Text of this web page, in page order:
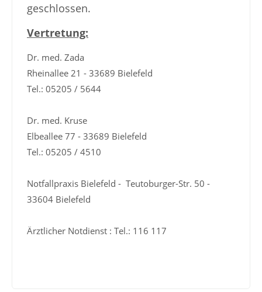
geschlossen.
Vertretung:
Dr. med. Zada
Rheinallee 21 - 33689 Bielefeld
Tel.: 05205 / 5644
Dr. med. Kruse
Elbeallee 77 - 33689 Bielefeld
Tel.: 05205 / 4510
Notfallpraxis Bielefeld - Teutoburger-Str. 50 -
33604 Bielefeld
Ärztlicher Notdienst : Tel.: 116 117